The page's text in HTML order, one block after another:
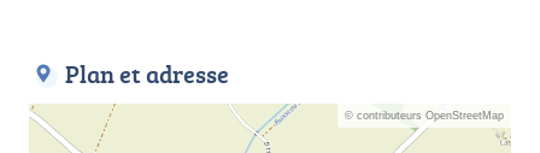
Plan et adresse
© contributeurs OpenStreetMap